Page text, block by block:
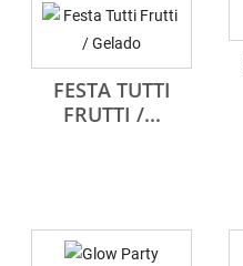
FESTA TUTTI
FRUTTI /...